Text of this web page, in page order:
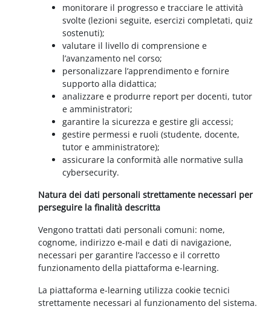
monitorare il progresso e tracciare le attività
svolte (lezioni seguite, esercizi completati, quiz
sostenuti);
valutare il livello di comprensione e
l’avanzamento nel corso;
personalizzare l’apprendimento e fornire
supporto alla didattica;
analizzare e produrre report per docenti, tutor
e amministratori;
garantire la sicurezza e gestire gli accessi;
gestire permessi e ruoli (studente, docente,
tutor e amministratore);
assicurare la conformità alle normative sulla
cybersecurity.
Natura dei dati personali strettamente necessari per
perseguire la finalità descritta
Vengono trattati dati personali comuni: nome,
cognome, indirizzo e-mail e dati di navigazione,
necessari per garantire l’accesso e il corretto
funzionamento della piattaforma e-learning.
La piattaforma e-learning utilizza cookie tecnici
strettamente necessari al funzionamento del sistema.